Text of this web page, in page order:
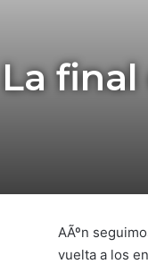
La final
AÃºn
vuelta a los